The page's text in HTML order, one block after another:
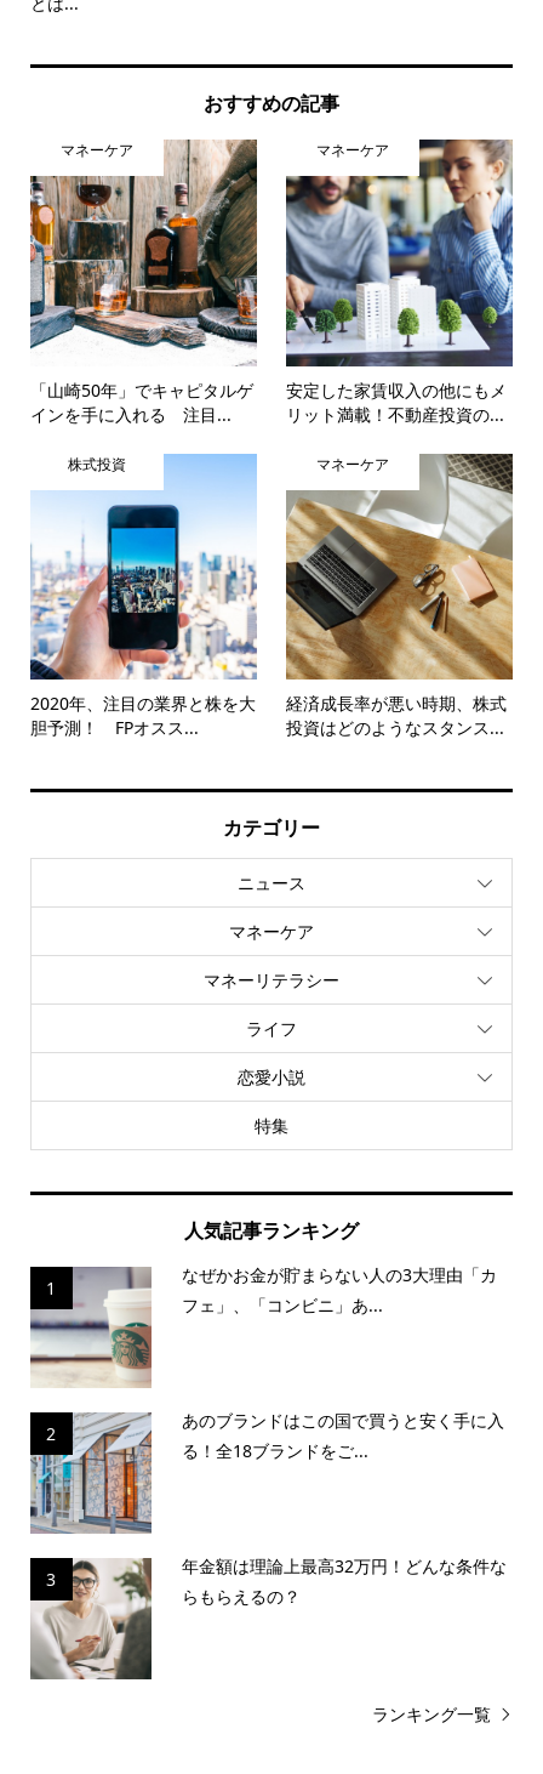
おすすめの記事
マネーケア
「山崎50年」でキャピタルゲ
インを手に入れる 注目...
マネーケア
安定した家賃収入の他にもメ
リット満載！不動産投資の...
株式投資
2020年、注目の業界と株を大
胆予測！ FPオスス...
マネーケア
経済成長率が悪い時期、株式
投資はどのようなスタンス...
カテゴリー
ニュース
マネーケア
マネーリテラシー
ライフ
恋愛小説
特集
人気記事ランキング
1
なぜかお金が貯まらない人の3大理由「カ
フェ」、「コンビニ」あ...
2
あのブランドはこの国で買うと安く手に入
る！全18ブランドをご...
3
年金額は理論上最高32万円！どんな条件な
らもらえるの？
ランキング一覧